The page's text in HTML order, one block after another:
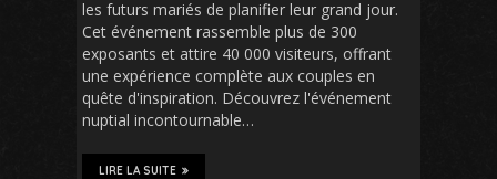
les futurs mariés de planifier leur grand jour.
Cet événement rassemble plus de 300
exposants et attire 40 000 visiteurs, offrant
une expérience complète aux couples en
quête d'inspiration. Découvrez l'événement
nuptial incontournable…
LIRE LA SUITE